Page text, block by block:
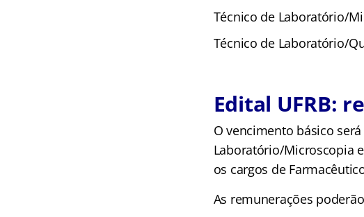
Técnico de Laboratório/
Técnico de Laboratório/
Edital UFRB:
O vencimento básico
Laboratório/Microscopia
os cargos de
As remunerações